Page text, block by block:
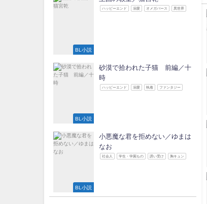
BL小説
ハッピーエンド 溺愛 オメガバース 異世界
BL小説
砂漠で拾われた子猫 前編／十
時
ハッピーエンド 溺愛 執着 ファンタジー
BL小説
小悪魔な君を拒めない／ゆまは
なお
社会人 学生・学園もの 誘い受け 胸キュン